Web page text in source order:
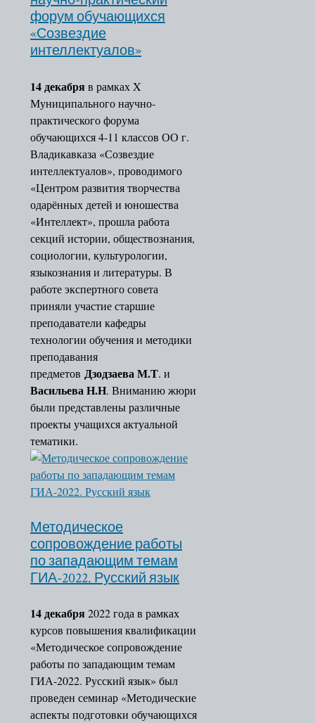
форум обучающихся
«Созвездие
интеллектуалов»
14 декабряв рамках X
Муниципального научно-
практического форума
обучающихся 4-11 классов ОО г.
Владикавказа «Созвездие
интеллектуалов», проводимого
«Центром развития творчества
одарённых детей и юношества
«Интеллект», прошла работа
секций истории, обществознания,
социологии, культурологии,
языкознания и литературы. В
работе экспертного совета
приняли участие старшие
преподаватели кафедры
технологии обучения и методики
преподавания
предметов Дзодзаева М.Т. и
Васильева Н.Н. Вниманию жюри
были представлены различные
проекты учащихся актуальной
тематики.
Методическое
сопровождение работы
по западающим темам
ГИА-2022. Русский язык
14 декабря2022 года в рамках
курсов повышения квалификации
«Методическое сопровождение
работы по западающим темам
ГИА-2022. Русский язык» был
проведен семинар «Методические
аспекты подготовки обучающихся